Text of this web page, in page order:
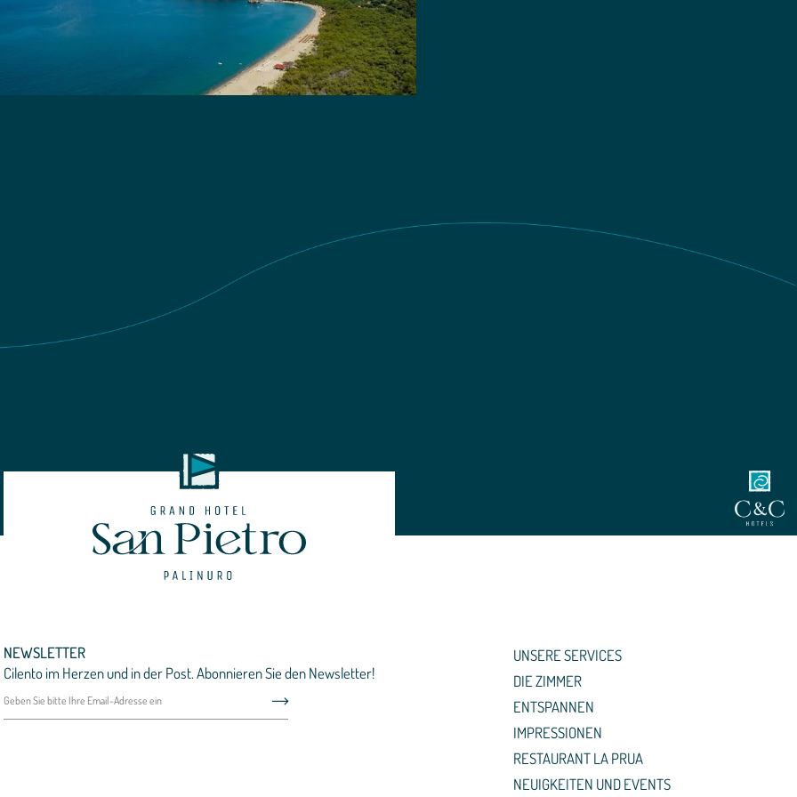
NEWSLETTER
Cilento im Herzen und in der Post. Abonnieren Sie den Newsletter!
UNSERE SERVICES
DIE ZIMMER
ENTSPANNEN
IMPRESSIONEN
RESTAURANT LA PRUA
NEUIGKEITEN UND EVENTS